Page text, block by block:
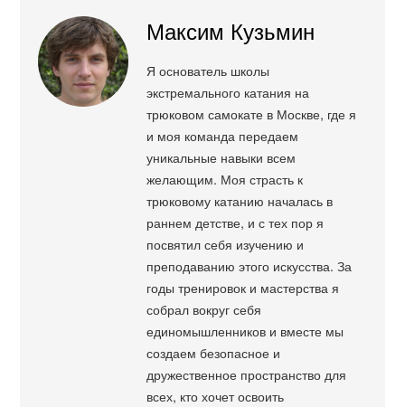
Максим Кузьмин
Я основатель школы
экстремального катания на
трюковом самокате в Москве, где я
и моя команда передаем
уникальные навыки всем
желающим. Моя страсть к
трюковому катанию началась в
раннем детстве, и с тех пор я
посвятил себя изучению и
преподаванию этого искусства. За
годы тренировок и мастерства я
собрал вокруг себя
единомышленников и вместе мы
создаем безопасное и
дружественное пространство для
всех, кто хочет освоить